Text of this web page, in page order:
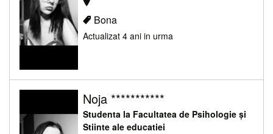
Bona
Actualizat 4 ani in urma
Noja ***********
Studenta la Facultatea de Psihologie și
Stiinte ale educatiei